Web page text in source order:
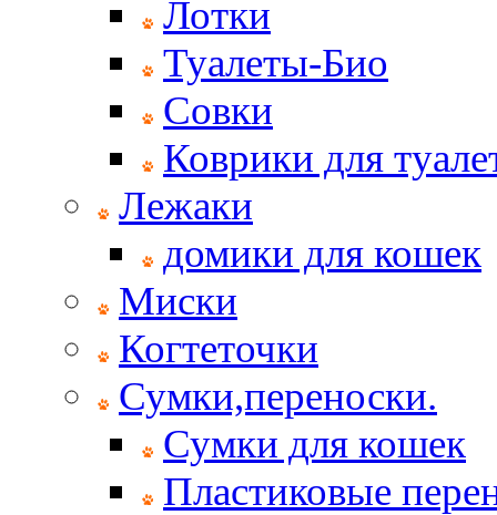
Лотки
Туалеты-Био
Совки
Коврики для
Лежаки
домики для кошек
Миски
Когтеточки
Сумки,переноски.
Сумки для кошек
Пластиковые